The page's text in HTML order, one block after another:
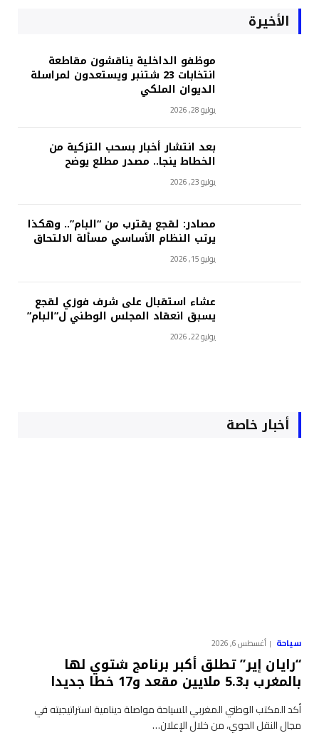
الأخيرة
موظفو الداخلية يناقشون مقاطعة
انتخابات 23 شتنبر ويستعدون لمراسلة
الديوان الملكي
يوليو 28, 2026
بعد انتشار أخبار بسحب التزكية من
الخطاط ينجا.. مصدر مطلع يوضح
يوليو 23, 2026
مصادر: لقجع يقترب من “البام”.. وهكذا
يرتب النظام الأساسي مسألة الالتحاق
يوليو 15, 2026
عشاء استقبال على شرف فوزي لقجع
يسبق انعقاد المجلس الوطني ل”البام”
يوليو 22, 2026
أخبار خاصة
سياحة أغسطس 6, 2026
“رايان إير” تطلق أكبر برنامج شتوي لها
بالمغرب بـ5.3 ملايين مقعد و17 خطا جديدا
أكد المكتب الوطني المغربي للسياحة مواصلة دينامية استراتيجيته في
مجال النقل الجوي، من خلال الإعلان…